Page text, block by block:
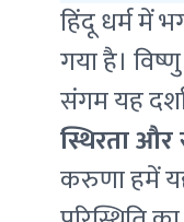
हिंदू धर्म में
गया है।
संगम यह
स्थिरता
करुणा हमें